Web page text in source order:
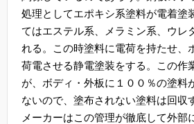
処理としてエポキシ系塗料が電着塗
てはエステル系、メラミン系、ウレ
れる。この時塗料に電荷を持たせ、
荷電させる静電塗装をする。この作
が、ボディ・外板に１００％の塗料
ないので、塗布されない塗料は回収
メーカーはこの管理が徹底して外部